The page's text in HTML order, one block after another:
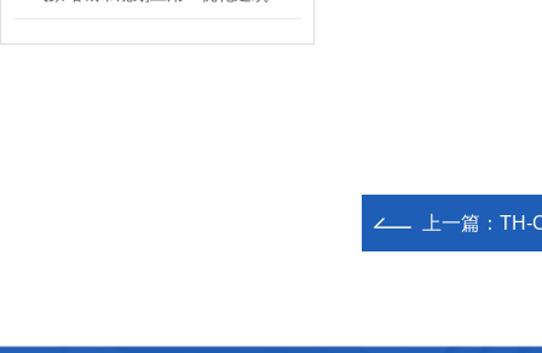
上一篇： TH-